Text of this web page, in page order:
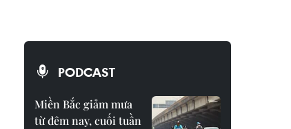
PODCAST
Miền Bắc giảm mưa
từ đêm nay, cuối tuần